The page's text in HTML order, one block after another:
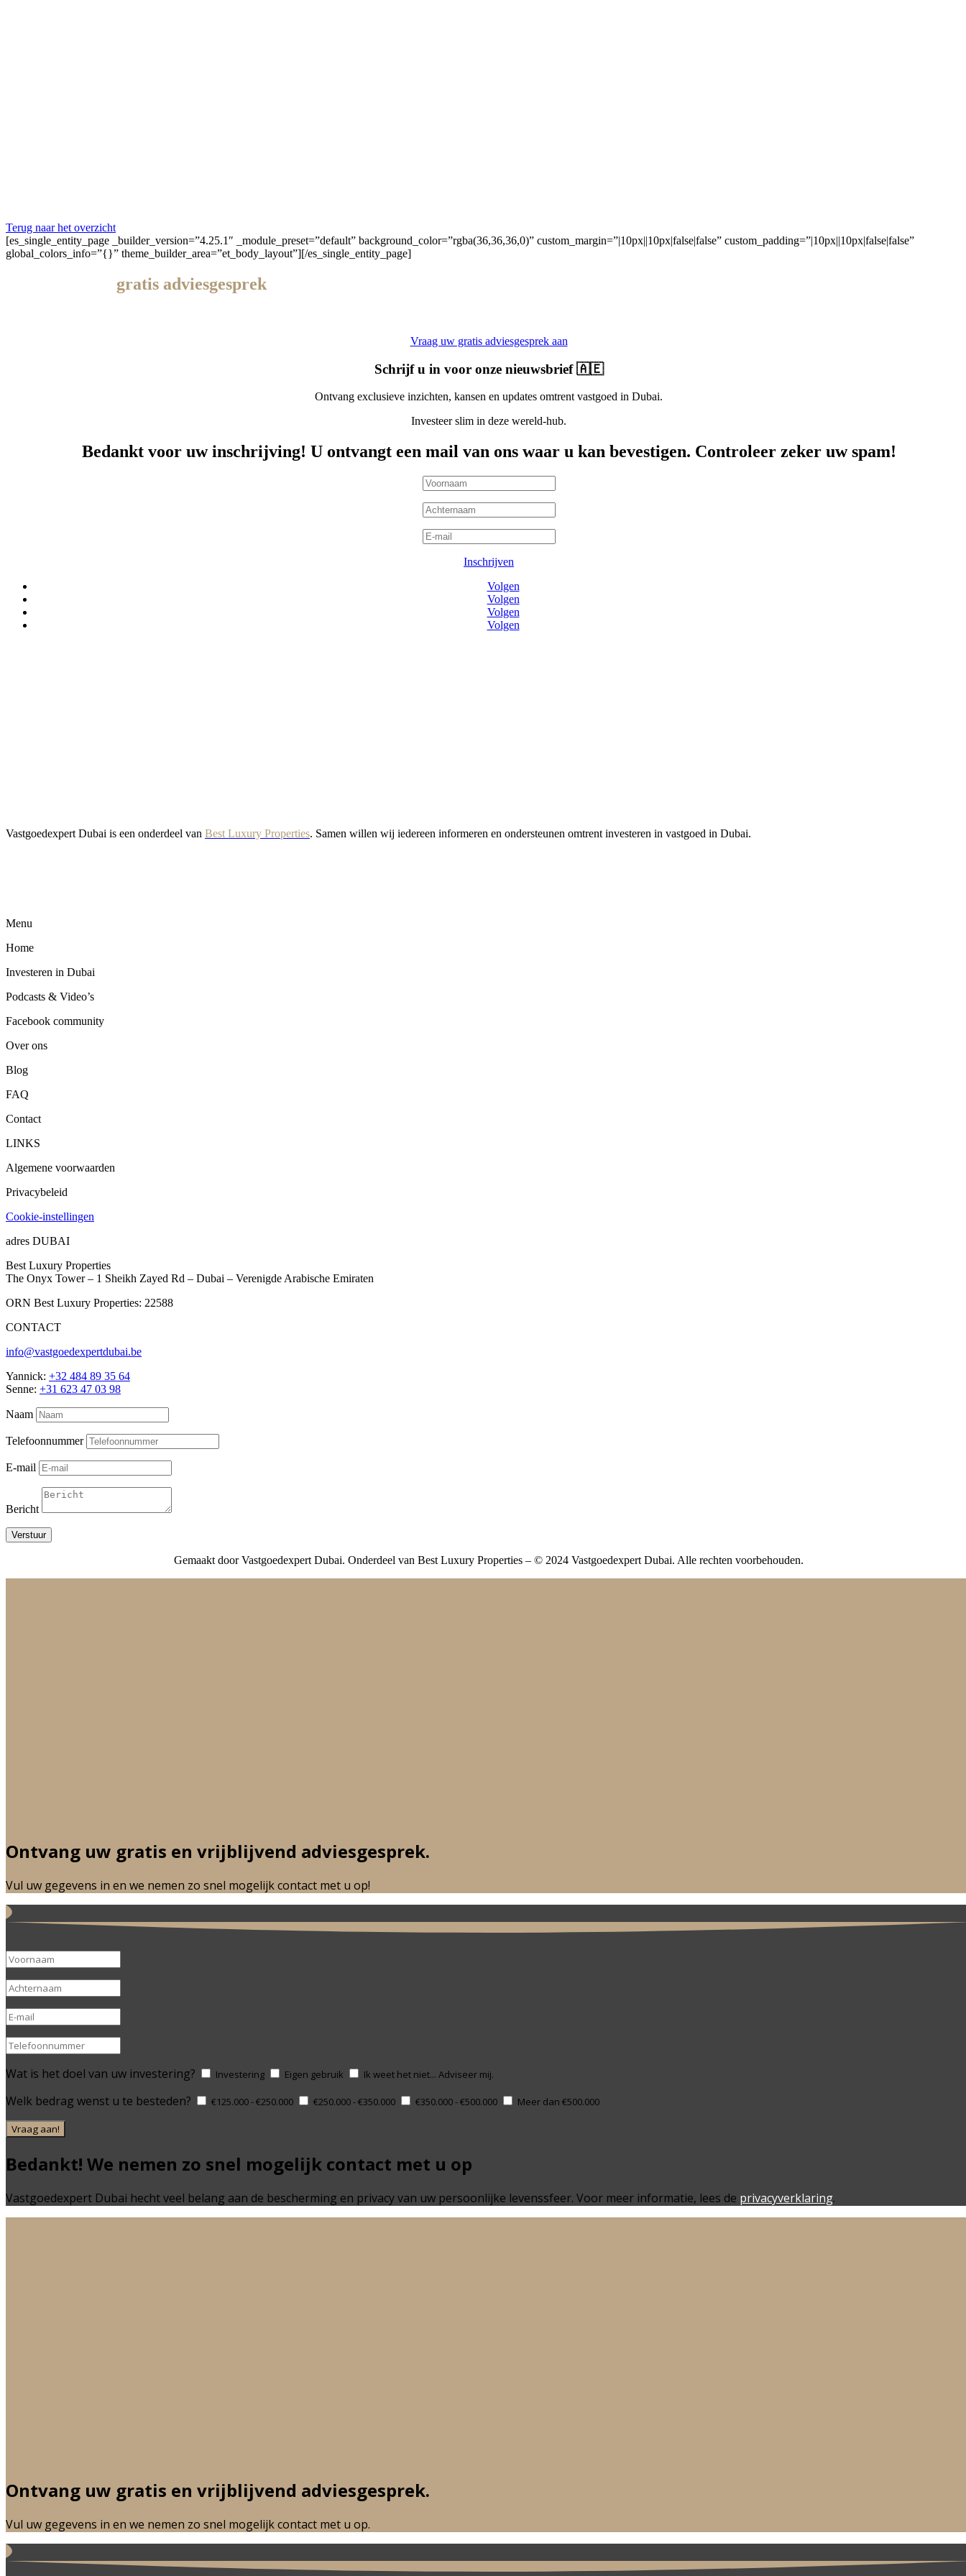
Terug naar het overzicht
[es_single_entity_page _builder_version=”4.25.1″ _module_preset=”default” background_color=”rgba(36,36,36,0)” custom_margin=”|10px||10px|false|false” custom_padding=”|10px||10px|false|false”
global_colors_info=”{}” theme_builder_area=”et_body_layout”][/es_single_entity_page]
gratis adviesgesprekmet een vastgoedexpert en wij bekijken samen hoe jij je vastgoedreis in Dubai kan starten.
Vraag uw gratis adviesgesprek aan
Schrijf u in voor onze nieuwsbrief 🇦🇪
Ontvang exclusieve inzichten, kansen en updates omtrent vastgoed in Dubai.
Investeer slim in deze wereld-hub.
Bedankt voor uw inschrijving! U ontvangt een mail van ons waar u kan bevestigen. Controleer zeker uw spam!
Inschrijven
Volgen
Volgen
Volgen
Volgen
Vastgoedexpert Dubai is een onderdeel van Best Luxury Properties. Samen willen wij iedereen informeren en ondersteunen omtrent investeren in vastgoed in Dubai.
Menu
Home
Investeren in Dubai
Podcasts & Video’s
Facebook community
Over ons
Blog
FAQ
Contact
LINKS
Algemene voorwaarden
Privacybeleid
Cookie-instellingen
adres DUBAI
Best Luxury Properties
The Onyx Tower – 1 Sheikh Zayed Rd – Dubai – Verenigde Arabische Emiraten
ORN Best Luxury Properties: 22588
CONTACT
info@vastgoedexpertdubai.be
Yannick: +32 484 89 35 64
Senne: +31 623 47 03 98
Naam
Telefoonnummer
E-mail
Bericht
Verstuur
Gemaakt door Vastgoedexpert Dubai. Onderdeel van Best Luxury Properties – © 2024 Vastgoedexpert Dubai. Alle rechten voorbehouden.
Ontvang uw gratis en vrijblijvend adviesgesprek.
Vul uw gegevens in en we nemen zo snel mogelijk contact met u op!
Wat is het doel van uw investering? Investering Eigen gebruik Ik weet het niet... Adviseer mij.
Welk bedrag wenst u te besteden? €125.000 - €250.000 €250.000 - €350.000 €350.000 - €500.000 Meer dan €500.000
Vraag aan!
Bedankt! We nemen zo snel mogelijk contact met u op
Vastgoedexpert Dubai hecht veel belang aan de bescherming en privacy van uw persoonlijke levenssfeer. Voor meer informatie, lees de privacyverklaring.
Ontvang uw gratis en vrijblijvend adviesgesprek.
Vul uw gegevens in en we nemen zo snel mogelijk contact met u op.